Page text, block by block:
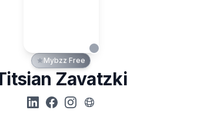
Mybzz Free
Zavatzki